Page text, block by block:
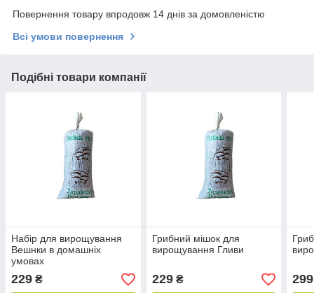
Повернення товару впродовж 14 днів за домовленістю
Всі умови повернення
Подібні товари компанії
Набір для вирощування
Вешнки в домашніх
умовах
229 ₴
Грибний мішок для
вирощування Гливи
229₴ 299